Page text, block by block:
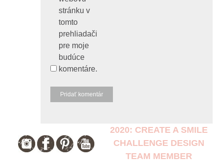
stránku v
tomto
prehliadači
pre moje
budúce
komentáre.
2020: CREATE A SMILE
CHALLENGE DESIGN
TEAM MEMBER